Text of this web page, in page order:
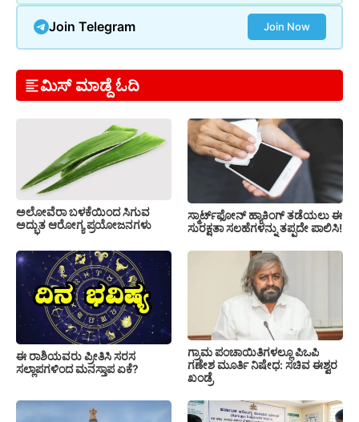
Join Telegram Join Now
ಮಿಸ್ ಮಾಡ್ದೆ ಓದಿ
ಅಲೋವೆರಾ ಬಳಕೆಯಿಂದ ಸಿಗುವ
ಅದ್ಭುತ ಆರೋಗ್ಯ ಪ್ರಯೋಜನಗಳು
ಸ್ಮಾರ್ಟ್‌ಫೋನ್ ಹ್ಯಾಕಿಂಗ್ ತಡೆಯಲು ಈ
ಸುರಕ್ಷತಾ ಸಲಹೆಗಳನ್ನು ತಪ್ಪದೇ ಪಾಲಿಸಿ!
ಈ ರಾಶಿಯವರು ಪ್ರೀತಿಸಿ ಸರಸ
ಸಲ್ಲಾಪಗಳಿಂದ ಮನಸ್ತಾಪ ಏಕೆ?
ಗ್ರಾಮ ಪಂಚಾಯಿತಿಗಳಲ್ಲೂ ಪಿಒಪಿ
ಗಣೇಶ ಮೂರ್ತಿ ನಿಷೇಧ: ಸಚಿವ ಈಶ್ವರ
ಖಂಡ್ರೆ